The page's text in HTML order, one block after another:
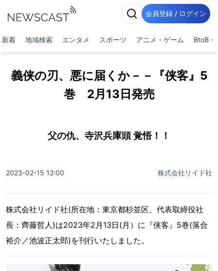
会員登録 / ログイン
新着 地域検索 エンタメ スポーツ アニメ・ゲーム BtoB・
義侠の刃、悪に届くか－－『侠客』5
巻 2月13日発売
父の仇、寺沢兵庫頭 覚悟！！
2023-02-15 12:00 株式会社リイド社
株式会社リイド社(所在地：東京都杉並区、代表取締役社
長：齊藤哲人)は2023年2月13日(月）に『侠客』5巻(落合
裕介／池波正太郎)を刊行いたしました。